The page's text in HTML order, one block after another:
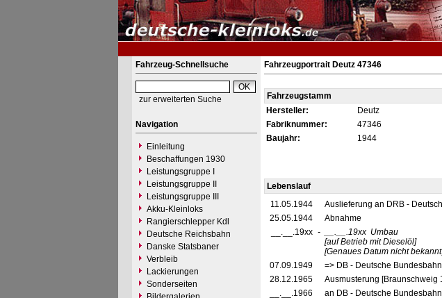
Fahrzeug-Schnellsuche
zur erweiterten Suche
Navigation
Einleitung
Beschaffungen 1930
Leistungsgruppe I
Leistungsgruppe II
Leistungsgruppe III
Akku-Kleinloks
Rangierschlepper Kdl
Deutsche Reichsbahn
Danske Statsbaner
Verbleib
Lackierungen
Sonderseiten
Fahrzeugportrait Deutz 47346
Fahrzeugstamm
Hersteller:
Deutz
Fabriknummer:
47346
Baujahr:
1944
Lebenslauf
11.05.1944
Auslieferung an DRB -
25.05.1944
Abnahme
__.__.19xx - __.__.19xx Umbau
[auf Betrieb mit Dieselöl]
[Genaues Datum nicht
07.09.1949
=> DB - Deutsche
28.12.1965
Ausmusterung [Braunschweig
__.__.1966
an DB - Deutsche